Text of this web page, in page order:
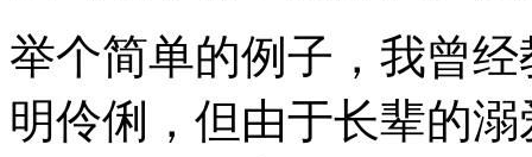
举个简单的例子，我曾
明伶俐，但由于长辈的